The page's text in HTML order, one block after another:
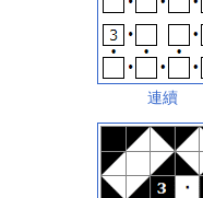
連續